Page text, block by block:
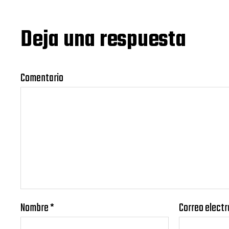
Deja una respuesta
Comentario
Nombre* Correo